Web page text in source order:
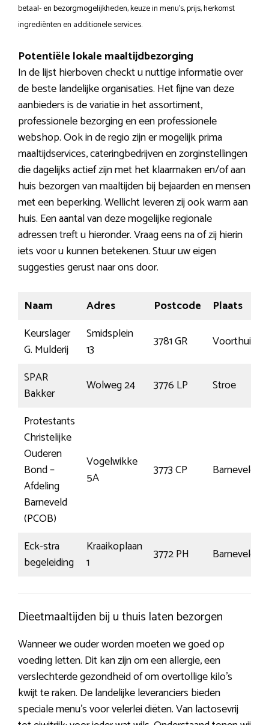
betaal- en bezorgmogelijkheden, keuze in menu’s, prijs, herkomst
ingrediënten en additionele services.
Potentiële lokale maaltijdbezorging
In de lijst hierboven checkt u nuttige informatie over
de beste landelijke organisaties. Het fijne van deze
aanbieders is de variatie in het assortiment,
professionele bezorging en een professionele
webshop. Ook in de regio zijn er mogelijk prima
maaltijdservices, cateringbedrijven en zorginstellingen
die dagelijks actief zijn met het klaarmaken en/of aan
huis bezorgen van maaltijden bij bejaarden en mensen
met een beperking. Wellicht leveren zij ook warm aan
huis. Een aantal van deze mogelijke regionale
adressen treft u hieronder. Vraag eens na of zij hierin
iets voor u kunnen betekenen. Stuur uw eigen
suggesties gerust naar ons door.
Naam Adres Postcode
Plaats
Keurslager
G. Mulderij
Smidsplein
13
3781 GR
Voorthuizen
SPAR
Bakker
Wolweg 24 3776 LP
Stroe
Protestants
Christelijke
Ouderen
Bond –
Afdeling
Barneveld
(PCOB)
Vogelwikke
5A
3773 CP Barneveld
Eck-stra
begeleiding
Kraaikoplaan
1
3772 PH Barneveld
Dieetmaaltijden bij u thuis laten bezorgen
Wanneer we ouder worden moeten we goed op
voeding letten. Dit kan zijn om een allergie, een
verslechterde gezondheid of om overtollige kilo’s
kwijt te raken. De landelijke leveranciers bieden
speciale menu’s voor velerlei diëten. Van lactosevrij